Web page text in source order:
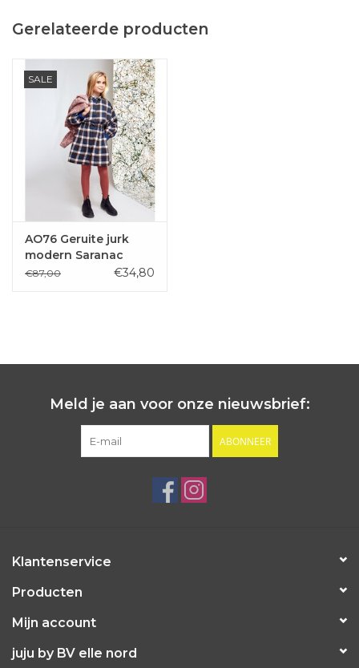
Gerelateerde producten
SALE
AO76 Geruite jurk
modern Saranac
€87,00 €34,80
Meld je aan voor onze nieuwsbrief:
ABONNEER
Klantenservice
Producten
Mijn account
juju by BV elle nord